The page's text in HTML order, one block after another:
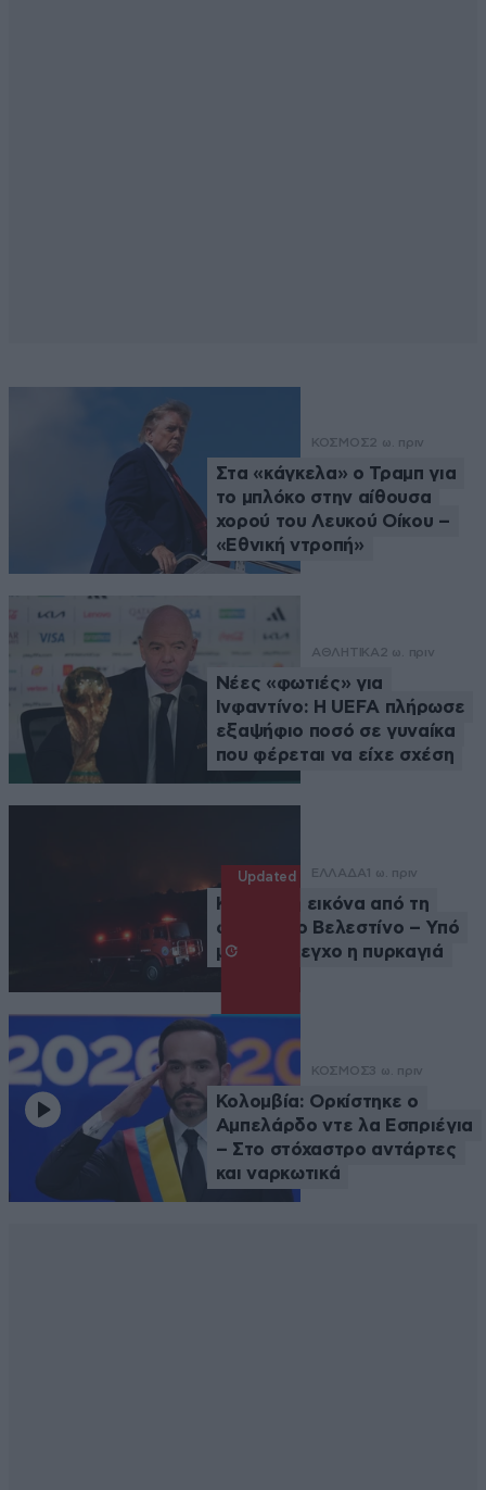
ΚΟΣΜΟΣ2 ω. πριν
Στα «κάγκελα» ο Τραμπ για
το μπλόκο στην αίθουσα
χορού του Λευκού Οίκου –
«Εθνική ντροπή»
ΑΘΛΗΤΙΚΑ2 ω. πριν
Νέες «φωτιές» για
Ινφαντίνο: Η UEFA πλήρωσε
εξαψήφιο ποσό σε γυναίκα
που φέρεται να είχε σχέση
Updated ΕΛΛΑΔΑ 1 ω. πριν
Καλύτερη εικόνα από τη
φωτιά στο Βελεστίνο – Υπό
μερικό έλεγχο η πυρκαγιά
ΚΟΣΜΟΣ3 ω. πριν
Κολομβία: Ορκίστηκε ο
Αμπελάρδο ντε λα Εσπριέγια
– Στο στόχαστρο αντάρτες
και ναρκωτικά